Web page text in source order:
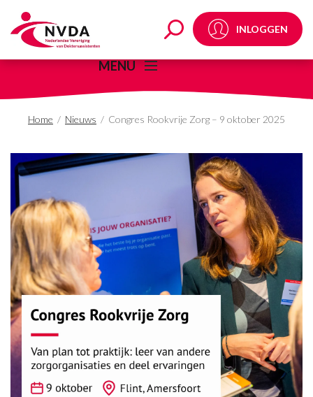
Congres RookvrijeINLOGGEN
MENU
Home / Nieuws / Congres Rookvrije Zorg – 9 oktober 2025